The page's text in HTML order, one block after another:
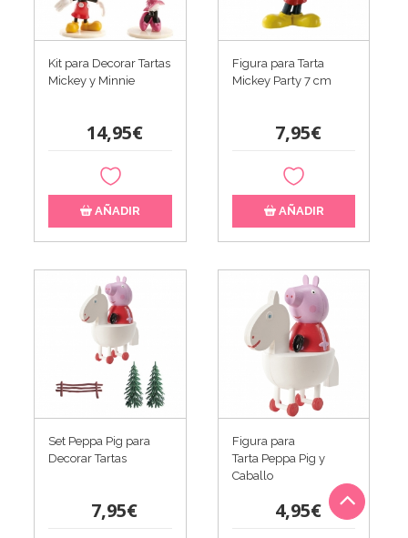
Kit para Decorar Tartas
Mickey y Minnie
14,95€
AÑADIR
Figura para Tarta
Mickey Party 7 cm
7,95€
AÑADIR
Set Peppa Pig para
Decorar Tartas
7,95€
Figura para
Tarta Peppa Pig y
Caballo
4,95€